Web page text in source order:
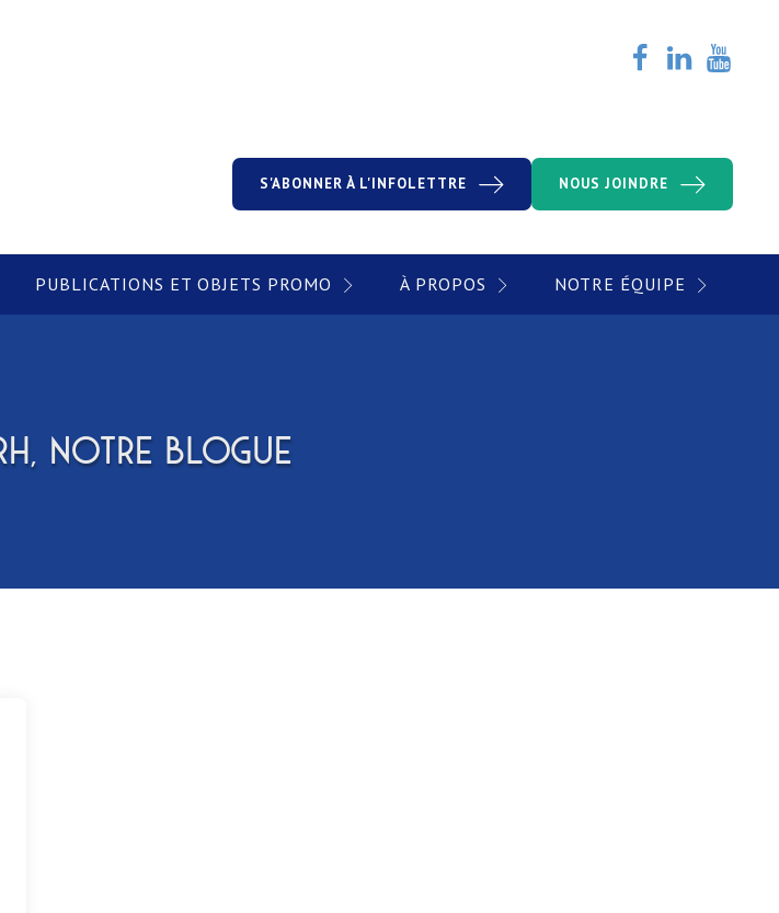
S'ABONNER À L'INFOLETTRE NOUS JOINDRE
PUBLICATIONS ET OBJETS PROMO À PROPOS NOTRE ÉQUIPE
NOTRE BLOGUE